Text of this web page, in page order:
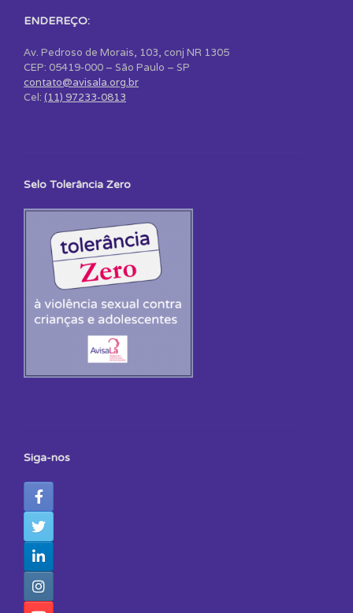
ENDEREÇO:
Av. Pedroso de Morais, 103, conj NR 1305
CEP: 05419-000 – São Paulo – SP
contato@avisala.org.br
Cel: (11) 97233-0813
Selo Tolerância Zero
Siga-nos